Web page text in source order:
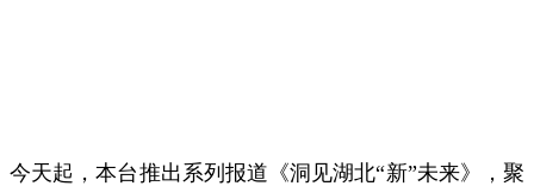
今天起，本台推出系列报道《洞见湖北“新”未来》，聚